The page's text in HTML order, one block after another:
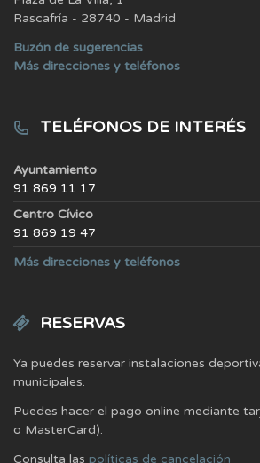
Rascafría - 28740 - Madrid
Buzón de sugerencias
Más direcciones y teléfonos
TELÉFONOS DE INTERÉS
Ayuntamiento
91 869 11 17
Centro Cívico
91 869 19 47
Más direcciones y teléfonos
RESERVAS
Ya puedes reservar instalaciones
municipales.
Puedes hacer el pago online mediante
o MasterCard).
Consulta las políticas de cancelación